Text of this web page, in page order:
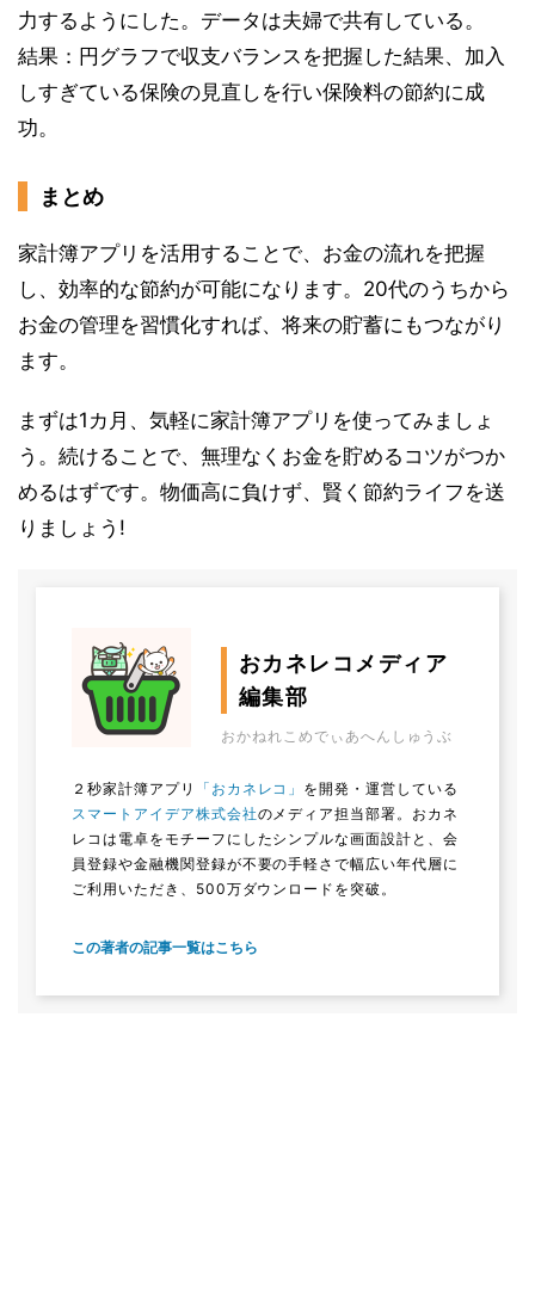
力するようにした。データは夫婦で共有している。
結果：円グラフで収支バランスを把握した結果、加入
しすぎている保険の見直しを行い保険料の節約に成
功。
まとめ
家計簿アプリを活用することで、お金の流れを把握
し、効率的な節約が可能になります。20代のうちから
お金の管理を習慣化すれば、将来の貯蓄にもつながり
ます。
まずは1カ月、気軽に家計簿アプリを使ってみましょ
う。続けることで、無理なくお金を貯めるコツがつか
めるはずです。物価高に負けず、賢く節約ライフを送
りましょう!
おカネレコメディア
編集部
おかねれこめでぃあへんしゅうぶ
２秒家計簿アプリ 「おカネレコ」 を開発・運営している
スマートアイデア株式会社のメディア担当部署。おカネ
レコは電卓をモチーフにしたシンプルな画面設計と、会
員登録や金融機関登録が不要の手軽さで幅広い年代層に
ご利用いただき、500万ダウンロードを突破。
この著者の記事一覧はこちら